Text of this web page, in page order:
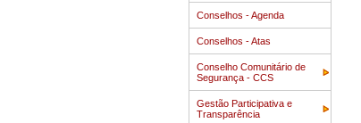
Conselhos - Agenda
Conselhos - Atas
Conselho Comunitário de
Segurança - CCS
Gestão Participativa e
Transparência